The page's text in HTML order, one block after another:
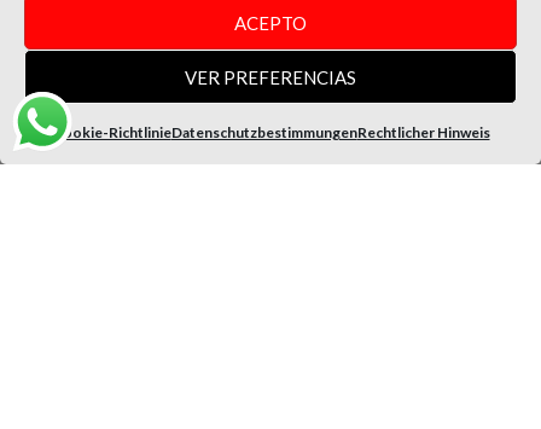
ACEPTO
VER PREFERENCIAS
Cookie-RichtlinieDatenschutzbestimmungenRechtlicher Hinweis
INFORMACIÓN
Términos y Condiciones
SUSCRÍBETE